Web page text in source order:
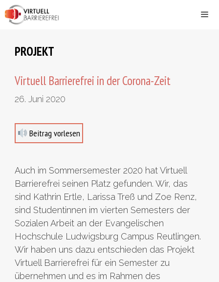
Zum
Inhalt
PROJEKT
Virtuell Barrierefrei in der Corona-Zeit
26. Juni 2020
Beitrag vorlesen
Auch im Sommersemester 2020 hat Virtuell
Barrierefrei seinen Platz gefunden. Wir, das
sind Kathrin Ertle, Larissa Treß und Zoe Renz,
sind Studentinnen im vierten Semesters der
Sozialen Arbeit an der Evangelischen
Hochschule Ludwigsburg Campus Reutlingen.
Wir haben uns dazu entschieden das Projekt
Virtuell Barrierefrei für ein Semester zu
übernehmen und es im Rahmen des